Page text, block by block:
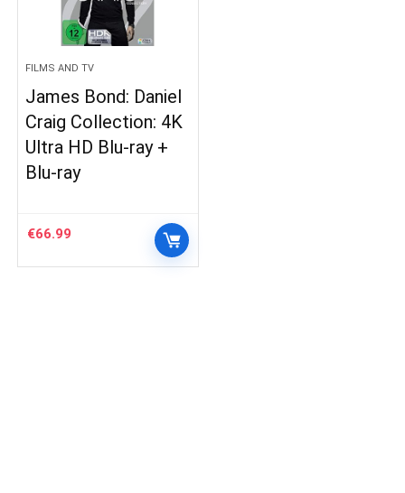
FILMS AND TV
James Bond: Daniel
Craig Collection: 4K
Ultra HD Blu-ray +
Blu-ray
€66.99